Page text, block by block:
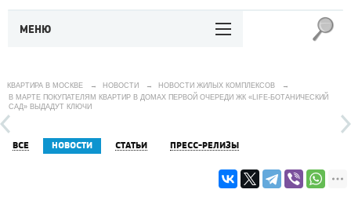
МЕНЮ
КВАРТИРА В МОСКВЕ → НОВОСТИ → НОВОСТИ ЖИЛЫХ КОМПЛЕКСОВ
→
В МАРТЕ ПОКУПАТЕЛЯМ КВАРТИР В ДОМАХ ПЕРВОЙ ОЧЕРЕДИ ЖК «LIFE-БОТАНИЧЕСКИЙ
САД» ВЫДАДУТ КЛЮЧИ
ВСЕ НОВОСТИ СТАТЬИ ПРЕСС-РЕЛИЗЫ